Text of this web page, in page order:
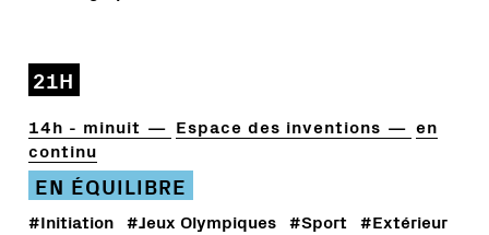
21H
14h - minuit Espace des inventions
en
continu
EN ÉQUILIBRE
#Initiation #Jeux Olympiques #Sport #Extérieur